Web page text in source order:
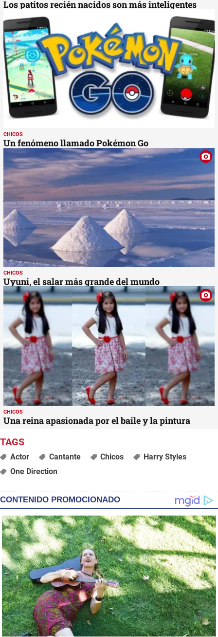
Los patitos recién nacidos son más inteligentes
CHICOS
Un fenómeno llamado Pokémon Go
CHICOS
Uyuni, el salar más grande del mundo
CHICOS
Una reina apasionada por el baile y la pintura
Actor Cantante Chicos
Harry Styles
One Direction
CONTENIDO PROMOCIONADO